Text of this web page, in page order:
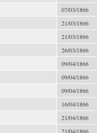
07/03/1866
21/03/1866
21/03/1866
26/03/1866
09/04/1866
09/04/1866
09/04/1866
16/04/1866
21/04/1866
21/04/1866